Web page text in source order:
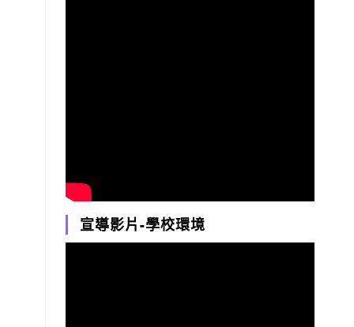
宣導影片-學校環境